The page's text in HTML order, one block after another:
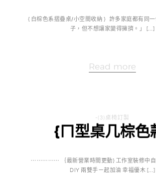
{ 白棕色系摺疊桌/小空間收納 } 許多家庭都有同
子，但不想讓家變得擁擠。」 […]
Read more
-(3)桌椅訂製
{ㄇ型桌几棕色
⋯⋯⋯⋯⋯ ｛最新營業時間更動} 工作室裝修中自
DIY 兩雙手ㄧ起加油 幸福優木 […]